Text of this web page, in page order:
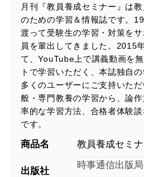
月刊『教員養成セミナー』は
のための学習＆情報誌です。
渡って受験生の学習・対策を
員を輩出してきました。2015
て、YouTube上で講義動画を
トで学習いただく、本誌独自
多くのユーザーにご支持いた
般・専門教養の学習から、論
率的な学習方法、合格者体験
です。
商品名 教員養成セミ
出版社
時事通信出版局